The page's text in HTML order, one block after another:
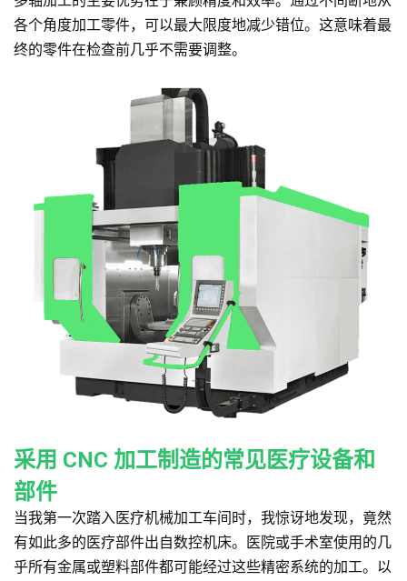
各个角度加工零件，可以最大限度地减少错位。这意味着最
终的零件在检查前几乎不需要调整。
采用 CNC 加工制造的常见医疗设备和
部件
当我第一次踏入医疗机械加工车间时，我惊讶地发现，竟然
有如此多的医疗部件出自数控机床。医院或手术室使用的几
乎所有金属或塑料部件都可能经过这些精密系统的加工。以